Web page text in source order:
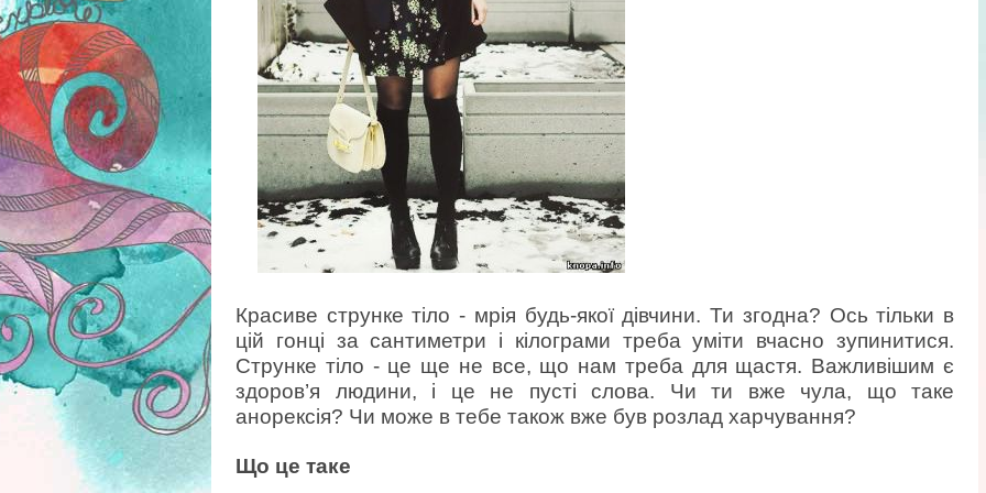
Красиве струнке тіло - мрія будь-якої дівчини. Ти згодна? Ось тільки в
цій гонці за сантиметри і кілограми треба уміти вчасно зупинитися.
Струнке тіло - це ще не все, що нам треба для щастя. Важливішим є
здоров’я людини, і це не пусті слова. Чи ти вже чула, що таке
анорексія? Чи може в тебе також вже був розлад харчування?
Що це таке